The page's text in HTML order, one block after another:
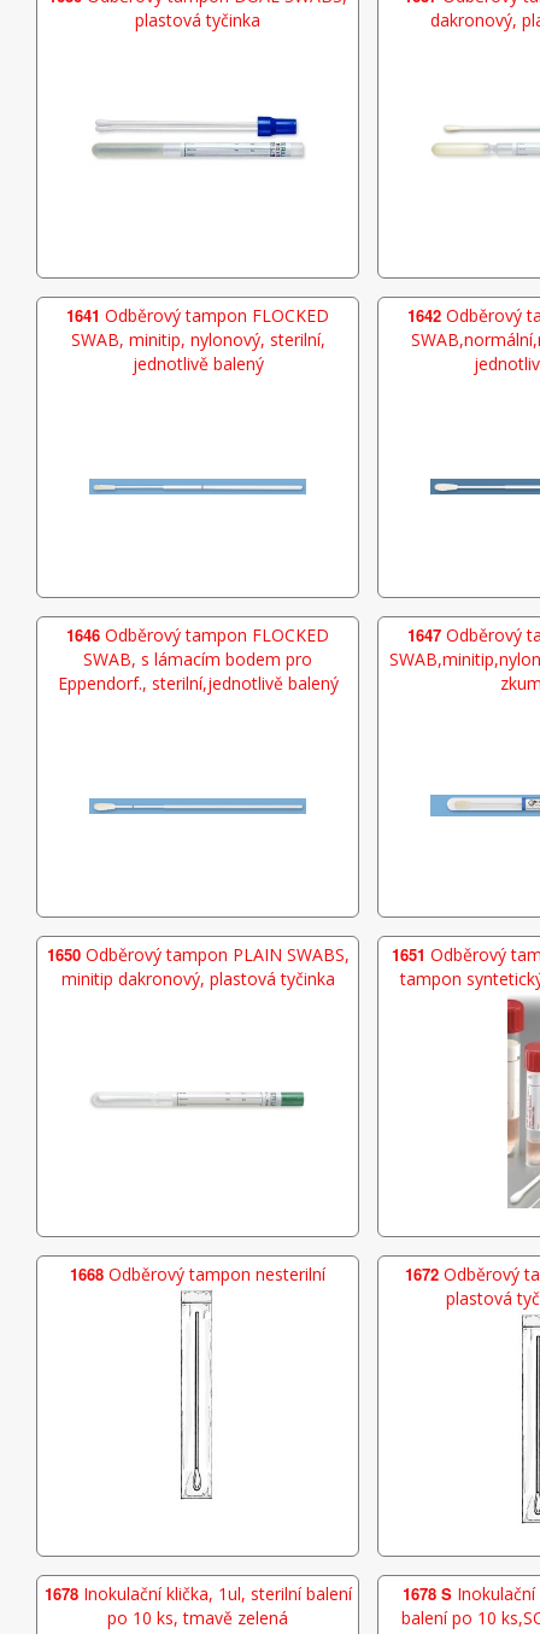
plastová tyčinka
dakronový,
1641 Odběrový tampon FLOCKED
SWAB, minitip, nylonový, sterilní,
jednotlivě balený
1642 Odběrový
1646 Odběrový tampon FLOCKED
SWAB, s lámacím bodem pro
Eppendorf., sterilní,jednotlivě balený
1647 Odběrový
1650Odběrový tampon PLAIN SWABS,
minitip dakronový, plastová tyčinka
1651 Odběrový
tampon
1668 Odběrový tampon nesterilní 1672 Odběrový
plastová
1678Inokulační klička, 1ul, sterilní balení
po 10 ks, tmavě zelená
1678 S
balení po 10